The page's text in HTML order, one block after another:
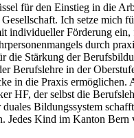
für den Einstieg in die
Ich setze mich
individueller Förderung ein,
durch
die Stärkung der
Berufslehre in der
in die Praxis ermöglichen.
HF, der selbst die
Bildungssystem
Jedes Kind im Kanton Bern